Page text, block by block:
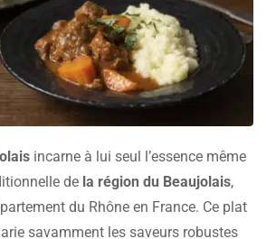
incarne à lui seul l’essence même
de la région du Beaujolais,
du Rhône en France. Ce plat
savamment les saveurs robustes